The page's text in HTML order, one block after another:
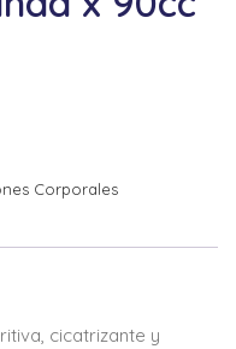
Corporales
cicatrizante y